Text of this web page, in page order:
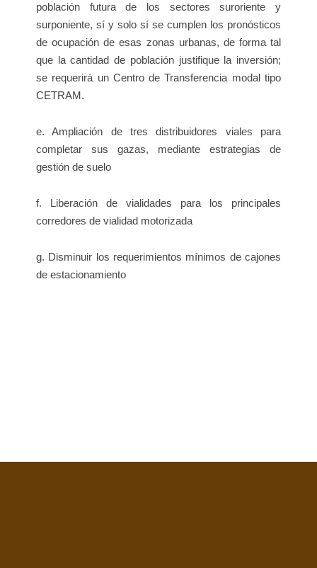
población futura de los sectores suroriente y
surponiente, sí y solo sí se cumplen los pronósticos
de ocupación de esas zonas urbanas, de forma tal
que la cantidad de población justifique la inversión;
se requerirá un Centro de Transferencia modal tipo
CETRAM.
e. Ampliación de tres distribuidores viales para
completar sus gazas, mediante estrategias de
gestión de suelo
f. Liberación de vialidades para los principales
corredores de vialidad motorizada
g. Disminuir los requerimientos mínimos de cajones
de estacionamiento